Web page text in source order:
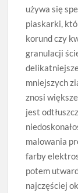
używa się
piaskarki,
korund czy
granulacji
mniejszych
znosi
jest
malowania
farby
potem
najczęściej